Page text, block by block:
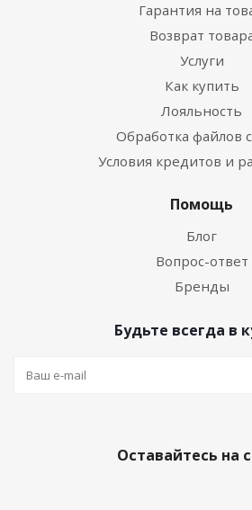
Гарантия на
Возврат
Услуги
Как купить
Лояльность
Обработка файлов
Условия кредитов и
Помощь
Блог
Вопрос-ответ
Бренды
Будьте всегда в
Оставайтесь на